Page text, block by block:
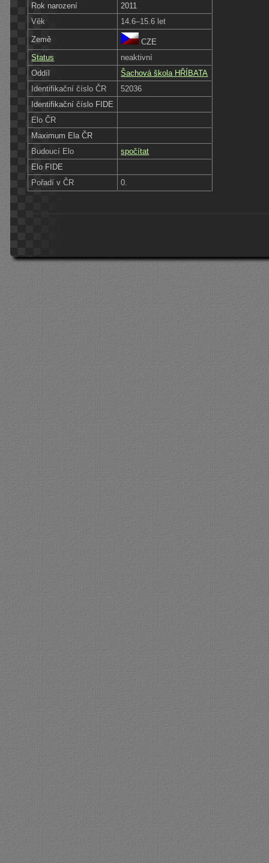
Rok narození
2011
Věk
14.6–15.6 let
Země
CZE
Status
neaktivní
Oddíl
Šachová škola HŘÍBATA
Identifikační číslo ČR
52036
Identifikační číslo FIDE
Elo ČR
Maximum Ela ČR
Budoucí Elo
spočítat
Elo FIDE
Pořadí v ČR
0.